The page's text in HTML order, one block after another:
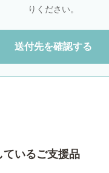
りください。
送付先を確認する
ているご支援品